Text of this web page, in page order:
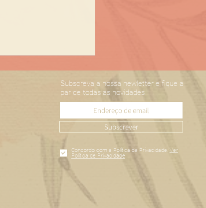
Subscreva a nossa newletter e fique a
par de todas as novidades
Subscrever
Concordo com a Política de Privacidade. Ver
Política de Privacidade